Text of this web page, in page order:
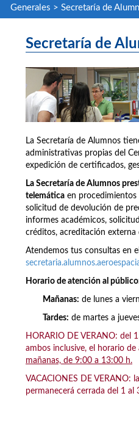
Generales > Secretaría de
Secretaría de
La Secretaría de Alumnos
administrativas propias del
expedición de certificados,
La Secretaría de Alumnos
telemática en
solicitud de devolución de
informes académicos,
créditos, acreditación externa
Atendemos tus consultas en
Horario de atención al
Mañanas: de lunes a
Tardes: de martes a
HORARIO DE VERANO: del
ambos inclusive, el horario
mañanas, de 9:00 a 13:00 h.
VACACIONES DE VERANO:
permanecerá cerrada del 1 al